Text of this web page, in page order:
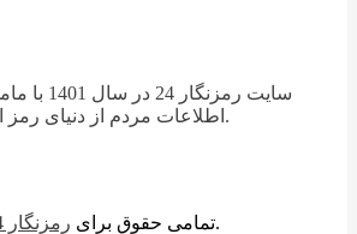
سایت
اطلاعات مردم از دنیای رمز ارز ها راه اندازی گردید.
© تمامی حقوق برای رمزنگار 24 محفوظ می باشد.